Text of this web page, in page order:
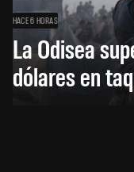
HACE 6 HORAS
La Odisea
dólares en